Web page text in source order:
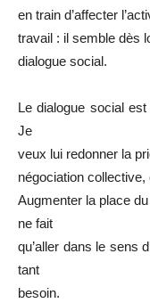
en train d’affecter
travail : il semble dès
dialogue social.
Le dialogue social
Je
veux lui redonner la
négociation collective,
Augmenter la place
ne fait
qu’aller dans le sens
tant
besoin.